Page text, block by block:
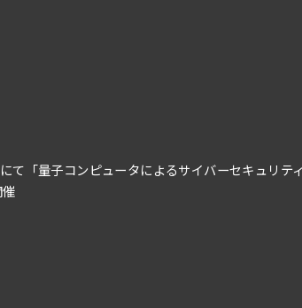
て「量子コンピュータによるサイバーセキュリテ